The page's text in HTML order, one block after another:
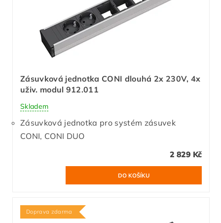
Zásuvková jednotka CONI dlouhá 2x 230V, 4x
uživ. modul 912.011
Skladem
Zásuvková jednotka pro systém zásuvek
CONI, CONI DUO
2 829 Kč
Doprava zdarma